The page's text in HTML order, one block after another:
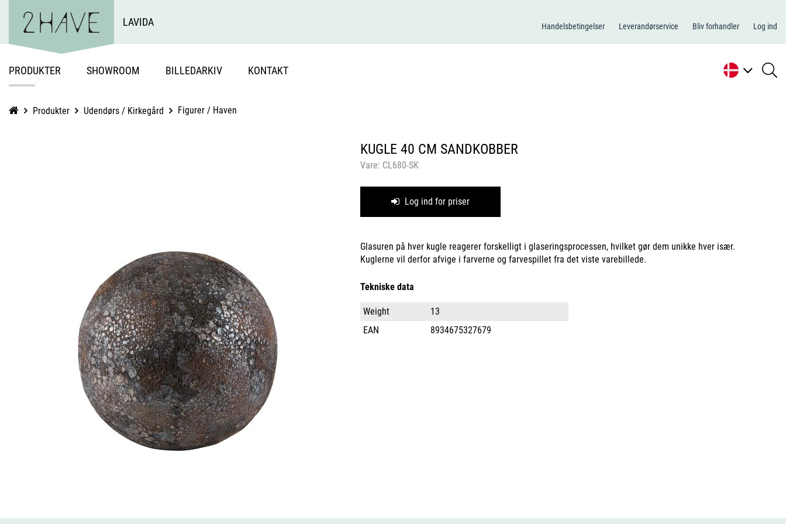
LAVIDA Handelsbetingelser Leverandørservice Bliv forhandler Log ind
PRODUKTER SHOWROOM BILLEDARKIV KONTAKT
Produkter Udendørs / Kirkegård Figurer / Haven
KUGLE 40 CM SANDKOBBER
Vare: CL680-SK
Log ind for priser
Glasuren på hver kugle reagerer forskelligt i glaseringsprocessen, hvilket gør dem unikke hver især.
Kuglerne vil derfor afvige i farverne og farvespillet fra det viste varebillede.
Tekniske data
Weight
13
EAN
8934675327679